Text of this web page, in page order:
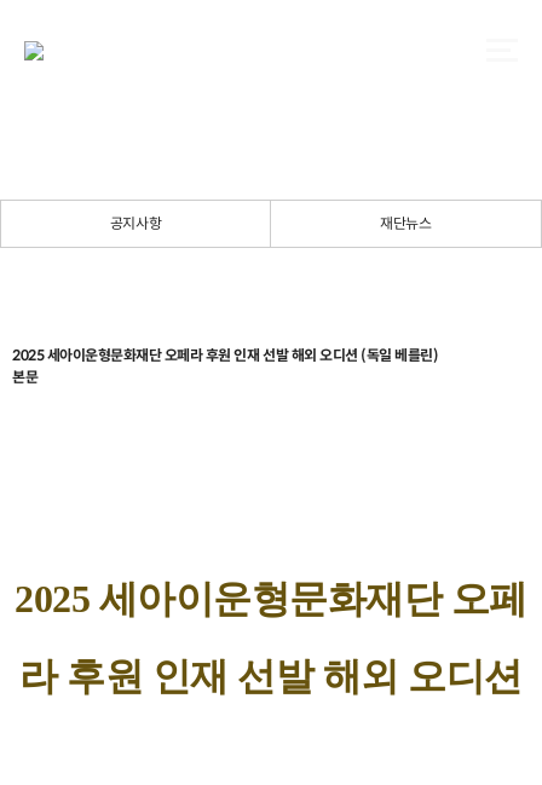
공지사항 재단뉴스
2025 세아이운형문화재단 오페라 후원 인재 선발 해외 오디션 (독일 베를린)
본문
2025 세아이운형문화재단 오페
라 후원 인재 선발해외 오디션